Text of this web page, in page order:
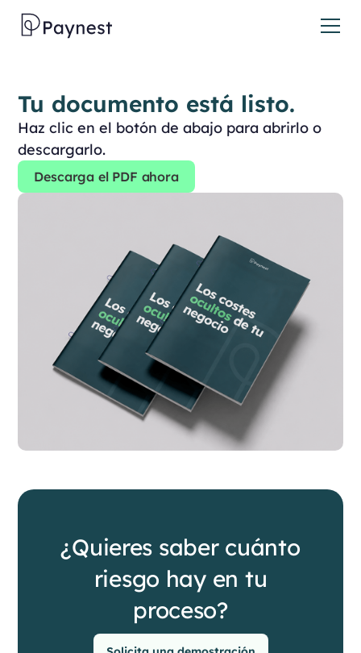
Tu documento está listo.
Haz clic en el botón de abajo para abrirlo o
descargarlo.
Descarga el PDF ahora
¿Quieres saber cuánto
riesgo hay en tu
proceso?